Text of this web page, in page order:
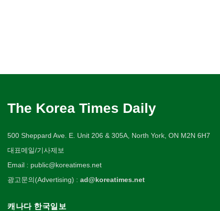
The Korea Times Daily
500 Sheppard Ave. E. Unit 206 & 305A, North York, ON M2N 6H7
대표메일/기사제보
Email : public@koreatimes.net
광고문의(Advertising) : ad@koreatimes.net
캐나다 한국일보